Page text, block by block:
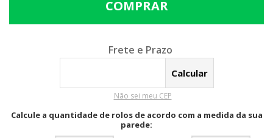
Calcular o Frete
Não sei meu CEP
Calcule a quantidade de rolos de acordo com a medida da sua
parede: